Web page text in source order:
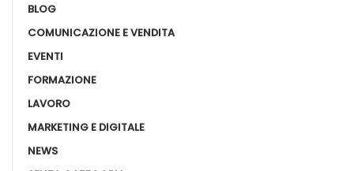
BLOG
COMUNICAZIONE E VENDITA
EVENTI
FORMAZIONE
LAVORO
MARKETING E DIGITALE
NEWS